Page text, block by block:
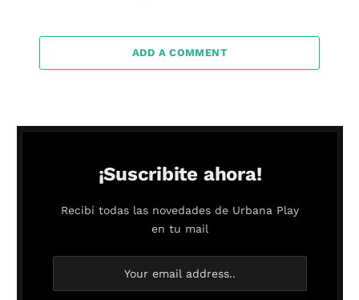
ADD A COMMENT
¡Suscribite ahora!
Recibí todas las novedades de Urbana Play
en tu mail